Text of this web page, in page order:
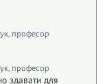
професор
професор
здавати для